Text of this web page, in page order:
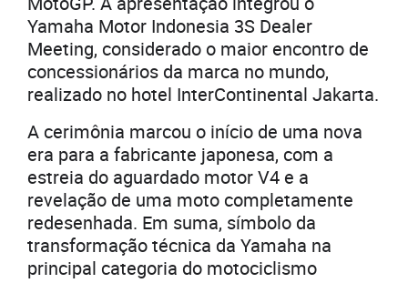
Yamaha Motor Indonesia 3S Dealer
Meeting, considerado o maior encontro de
concessionários da marca no mundo,
realizado no hotel InterContinental Jakarta.
A cerimônia marcou o início de uma nova
era para a fabricante japonesa, com a
estreia do aguardado motor V4 e a
revelação de uma moto completamente
redesenhada. Em suma, símbolo da
transformação técnica da Yamaha na
principal categoria do motociclismo